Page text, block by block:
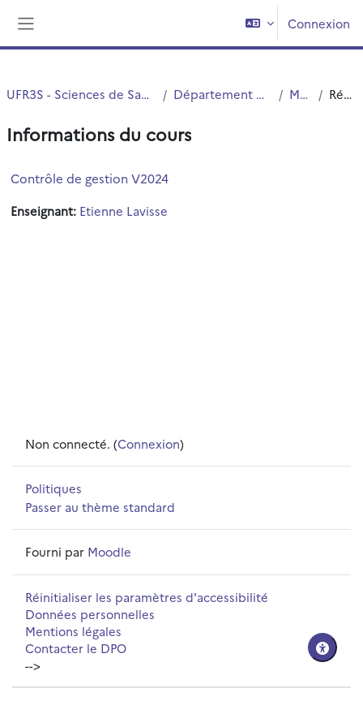
Connexion
UFR3S - Sciences de Santé et du Sport Département UFR3S - ILIS Master Résumé
Informations du cours
Contrôle de gestion V2024
Enseignant: Etienne Lavisse
Non connecté. (Connexion)
Politiques
Passer au thème standard
Fourni par Moodle
Réinitialiser les paramètres d'accessibilité
Données personnelles
Mentions légales
Contacter le DPO
-->